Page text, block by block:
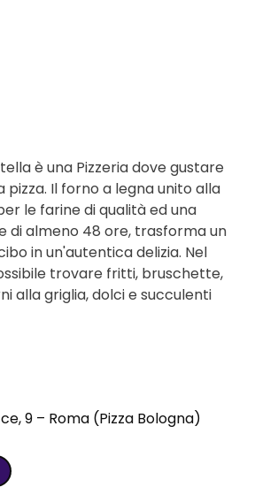
è una Pizzeria dove gustare
pizza. Il forno a legna unito alla
le farine di qualità ed una
di almeno 48 ore, trasforma un
in un'autentica delizia. Nel
trovare fritti, bruschette,
alla griglia, dolci e succulenti
9 – Roma (Pizza Bologna)